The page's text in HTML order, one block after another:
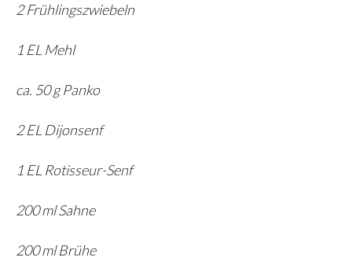
2 Frühlingszwiebeln
1 EL Mehl
ca. 50 g Panko
2 EL Dijonsenf
1 EL Rotisseur-Senf
200 ml Sahne
200 ml Brühe